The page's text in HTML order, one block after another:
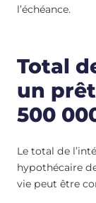
l’échéance.
Total
un
500
Le total de
hypothécaire
vie peut être